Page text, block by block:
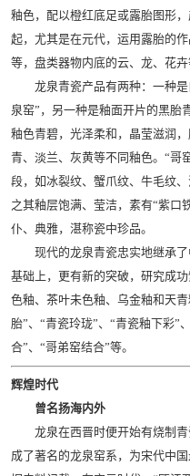
釉色，配以橙红底足或露胎图形
起，尤其是在元代，运用露胎的
等，盘类器物内底的云、龙、花卉
龙泉青瓷产品有两种：一种是
泉窑”，另一种是釉面开片的黑胎
釉色青碧，光泽柔和，晶莹滋润
青、淡兰、灰黄等不同釉色。“哥
段，如冰裂纹、蟹爪纹、牛毛纹
之其釉层饱满、莹洁，素有“紫口
仆、典雅，湛称瓷中珍品。
现代的龙泉青瓷忠实地继承了
基础上，更有新的突破，研究成
色釉、茶叶未色釉、乌金釉和天
胎”、“青瓷玲珑”、“青瓷釉下彩”
合”、“哥弟窑结合”等。
辉煌时代
曾名扬海内外
龙泉在西晋时便开始有烧制青
成了著名的龙泉窑系，为宋代中